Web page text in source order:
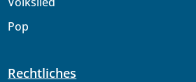
Pop
Rechtliches